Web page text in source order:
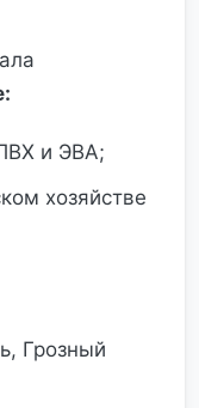
и ЭВА;
хозяйстве
Грозный